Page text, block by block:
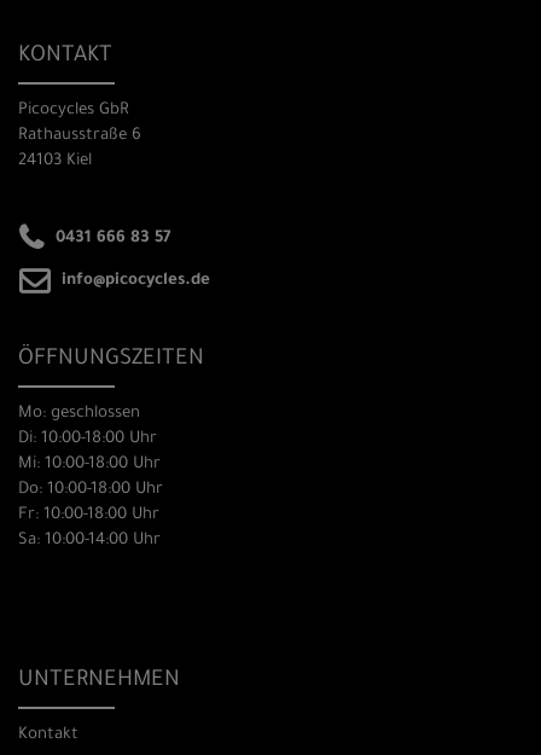
KONTAKT
Picocycles GbR
Rathausstraße 6
24103 Kiel
0431 666 83 57
info@picocycles.de
ÖFFNUNGSZEITEN
Mo: geschlossen
Di: 10:00-18:00 Uhr
Mi: 10:00-18:00 Uhr
Do: 10:00-18:00 Uhr
Fr: 10:00-18:00 Uhr
Sa: 10:00-14:00 Uhr
UNTERNEHMEN
Kontakt